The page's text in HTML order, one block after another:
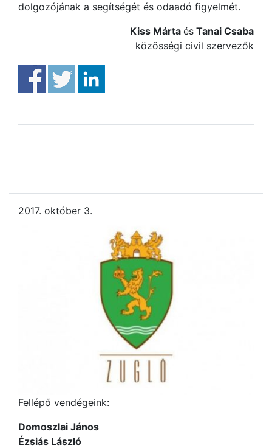
dolgozójának a segítségét és odaadó figyelmét.
Kiss Márta és Tanai Csaba
közösségi civil szervezők
2017. október 3.
Fellépő vendégeink:
Domoszlai János
Ézsiás László